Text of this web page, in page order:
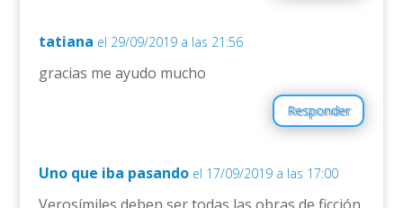
tatiana el 29/09/2019 a las 21:56
gracias me ayudo mucho
Responder
Uno que iba pasando el 17/09/2019 a las 17:00
Verosímiles deben ser todas las obras de ficción,